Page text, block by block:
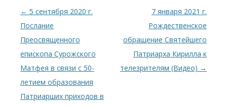
Post
navigation
← 5 сентября 2020 г.
Послание
Преосвященного
епископа Сурожского
Матфея в связи с 50-
летием образования
Патриарших приходов в
7 января 2021 г.
Рождественское
обращение Святейшего
Патриарха Кирилла к
телезрителям (Видео) →